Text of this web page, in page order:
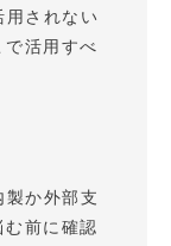
されない
活用すべ
か外部支
前に確認